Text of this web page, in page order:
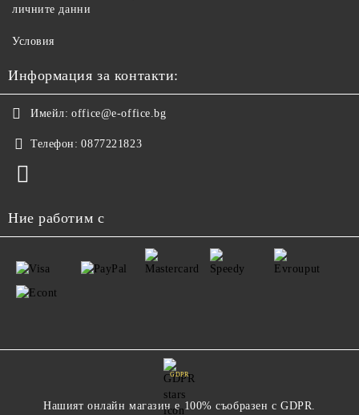
личните данни
Условия
Информация за контакти:
Имейл: office@e-office.bg
Телефон: 0877221823
Ние работим с
GDPR
Нашият онлайн магазин е 100% съобразен с GDPR.